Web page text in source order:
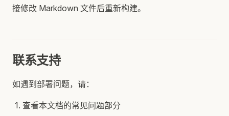
接修改 Markdown 文件后重新构建。
联系支持
如遇到部署问题，请：
查看本文档的常见问题部分